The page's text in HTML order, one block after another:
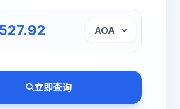
立即查询